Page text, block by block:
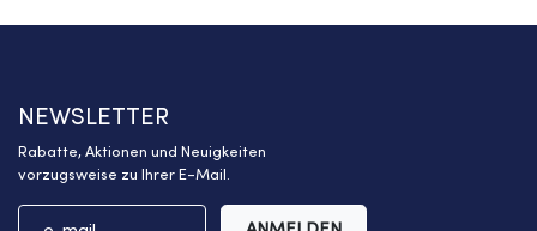
NEWSLETTER
Rabatte, Aktionen und Neuigkeiten
vorzugsweise zu Ihrer E-Mail.